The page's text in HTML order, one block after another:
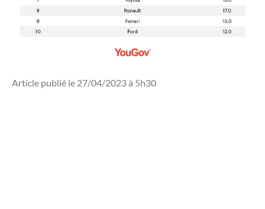
Article publié le 27/04/2023 à 5h30